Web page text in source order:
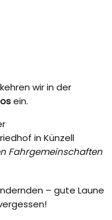
wir in der
ein.
in Künzell
Fahrgemeinschaften
– gute Laune